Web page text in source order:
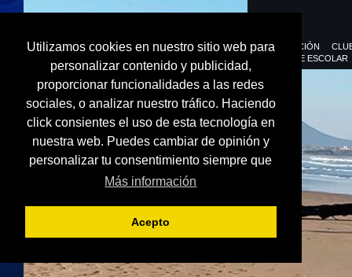
Utilizamos cookies en nuestro sitio web para
personalizar contenido y publicidad,
proporcionar funcionalidades a las redes
sociales, o analizar nuestro tráfico. Haciendo
click consientes el uso de esta tecnología en
nuestra web. Puedes cambiar de opinión y
personalizar tu consentimiento siempre que
Más información
Acepto
FEDERACIÓN
DEPORTE ESCOLAR